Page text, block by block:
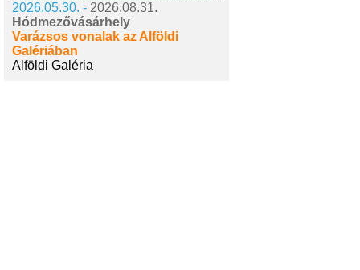
2026.05.30. - 2026.08.31.
Hódmezővásárhely
Varázsos vonalak az Alföldi
Galériában
Alföldi Galéria